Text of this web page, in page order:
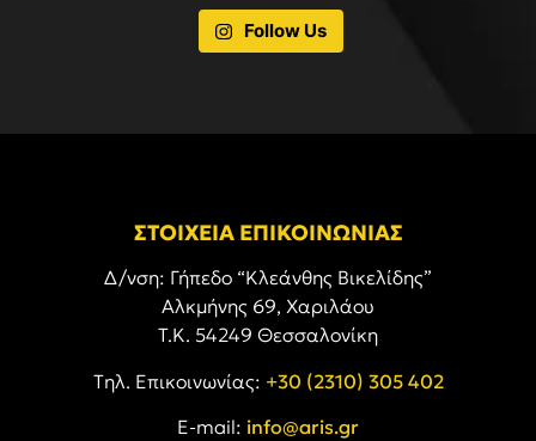
Follow Us
ΣΤΟΙΧΕΙΑ ΕΠΙΚΟΙΝΩΝΙΑΣ
Δ/νση: Γήπεδο “Κλεάνθης Βικελίδης”
Αλκμήνης 69, Χαριλάου
Τ.Κ. 54249 Θεσσαλονίκη
Tηλ. Επικοινωνίας: +30 (2310) 305 402
E-mail: info@aris.gr